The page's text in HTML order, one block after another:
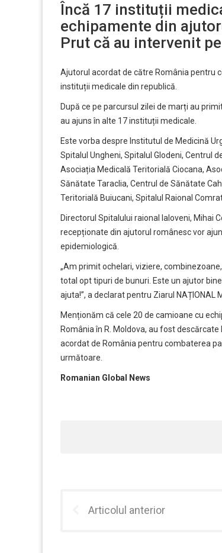
Încă 17 instituții
echipamente din
Prut că au intervenit
Ajutorul acordat de către România pentru
instituții medicale din republică.
După ce pe parcursul zilei de marți au
au ajuns în alte 17 instituții medicale.
Este vorba despre Institutul de Medicină
Spitalul Ungheni, Spitalul Glodeni, Centrul
Asociația Medicală Teritorială Ciocana,
Sănătate Taraclia, Centrul de Sănătate
Teritorială Buiucani, Spitalul Raional
Directorul Spitalului raional Ialoveni, Mihai
recepționate din ajutorul românesc vor
epidemiologică.
„Am primit ochelari, viziere,
total opt tipuri de bunuri. Este un ajutor
ajuta!”, a declarat pentru Ziarul NAȚIONAL
Menționăm că cele 20 de camioane cu
România în R. Moldova, au fost
acordat de România pentru combaterea
următoare.
Romanian Global News
Articolul anterior